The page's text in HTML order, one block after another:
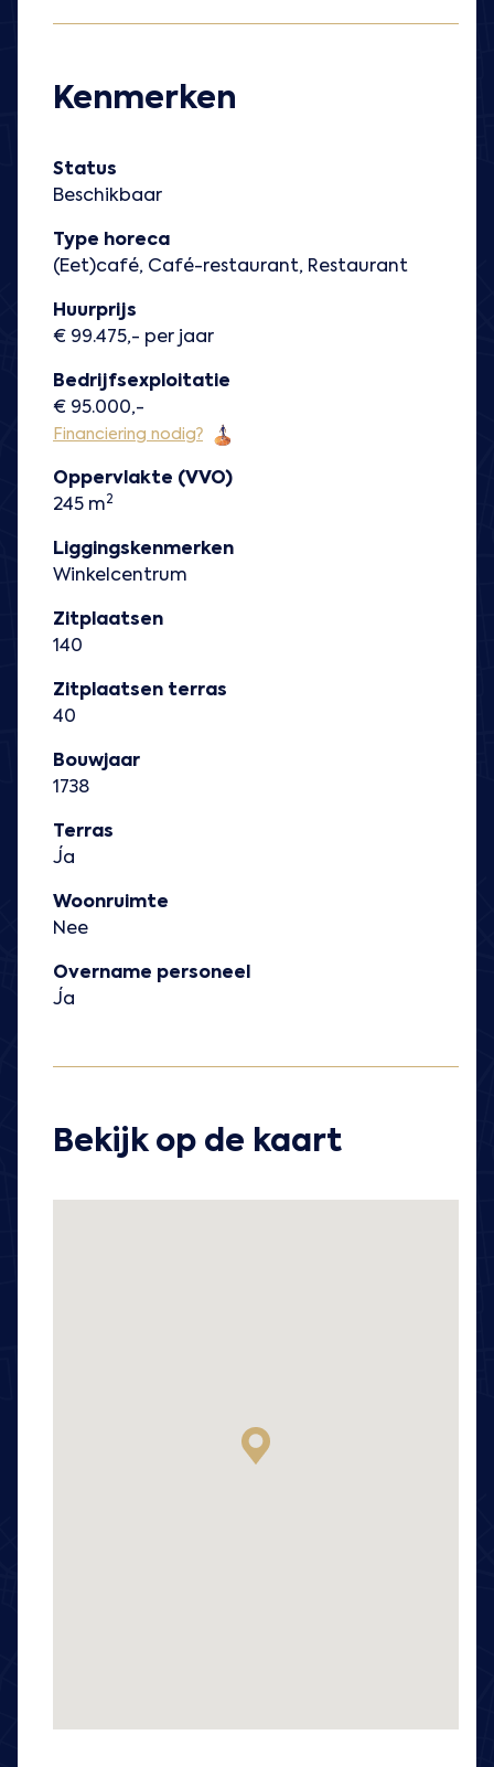
Kenmerken
Status
Beschikbaar
Type horeca
(Eet)café, Café-restaurant, Restaurant
Huurprijs
€ 99.475,- per jaar
Bedrijfsexploitatie
€ 95.000,-
Financiering nodig?
Oppervlakte (VVO)
245 m2
Liggingskenmerken
Winkelcentrum
Zitplaatsen
140
Zitplaatsen terras
40
Bouwjaar
1738
Terras
Ja
Woonruimte
Nee
Overname personeel
Ja
Bekijk op de kaart